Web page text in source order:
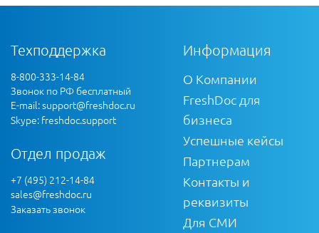
Техподдержка
8-800-333-14-84
Звонок по РФ бесплатный
E-mail:support@freshdoc.ru
Skype: freshdoc.support
Отдел продаж
+7 (495) 212-14-84
sales@freshdoc.ru
Заказать звонок
Информация
О Компании
FreshDoc для
бизнеса
Успешные кейсы
Партнерам
Контакты и
реквизиты
Для СМИ